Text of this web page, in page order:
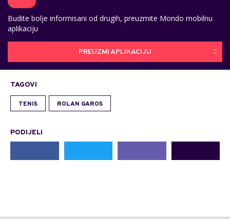
Budite bolje informisani od drugih, preuzmite Mondo mobilnu
aplikaciju
PREUZMI APLIKACIJU
TAGOVI
TENIS ROLAN GAROS
PODIJELI